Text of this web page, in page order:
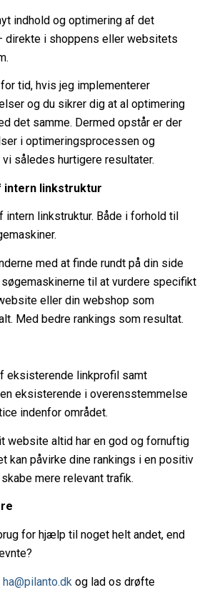
indhold og optimering af det
direkte i shoppens eller websitets
tid, hvis jeg implementerer
og du sikrer dig at al optimering
det samme. Dermed opstår er der
i optimeringsprocessen og
vi således hurtigere resultater.
intern linkstruktur
intern linkstruktur. Både i forhold til
med at finde rundt på din side
til at vurdere specifikt
eller din webshop som
Med bedre rankings som resultat.
eksisterende linkprofil samt
eksisterende i overensstemmelse
indenfor området.
website altid har en god og fornuftig
kan påvirke dine rankings i en positiv
mere relevant trafik.
for hjælp til noget helt andet, end
ha@pilanto.dk og lad os drøfte